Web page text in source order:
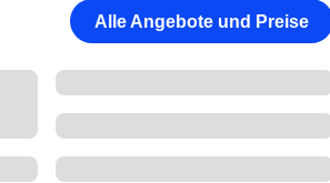
Alle Angebote und Preise